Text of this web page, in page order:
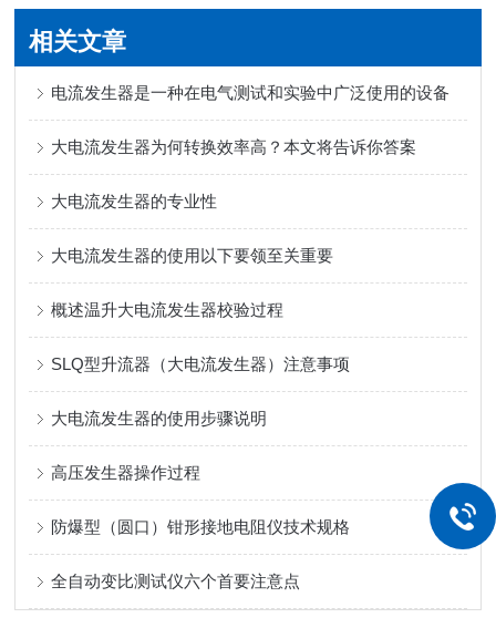
相关文章
电流发生器是一种在电气测试和实验中广泛使用的设备
大电流发生器为何转换效率高？本文将告诉你答案
大电流发生器的专业性
大电流发生器的使用以下要领至关重要
概述温升大电流发生器校验过程
SLQ型升流器（大电流发生器）注意事项
大电流发生器的使用步骤说明
高压发生器操作过程
防爆型（圆口）钳形接地电阻仪技术规格
全自动变比测试仪六个首要注意点